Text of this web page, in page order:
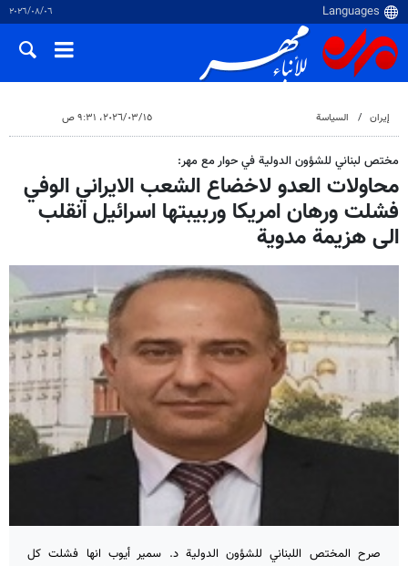
٠٦‏/٠٨‏/٢٠٢٦
إيران السياسة ١٥‏/٠٣‏/٢٠٢٦، ٩:٣١ ص
مختص لبناني للشؤون الدولية في حوار مع مهر:
محاولات العدو لاخضاع الشعب الايراني الوفي
فشلت ورهان امريكا وربيبتها اسرائيل انقلب
الى هزيمة مدوية
صرح المختص اللبناني للشؤون الدولية د. سمير أيوب انها فشلت كل